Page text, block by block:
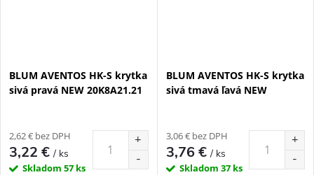
BLUM AVENTOS HK-S krytka
sivá pravá NEW 20K8A21.21
2,62 € bez DPH
3,22 €/ ks
Skladom 57 ks
BLUM AVENTOS HK-S krytka
sivá tmavá ľavá NEW
3,06 € bez DPH
3,76 €/ ks
Skladom 37 ks